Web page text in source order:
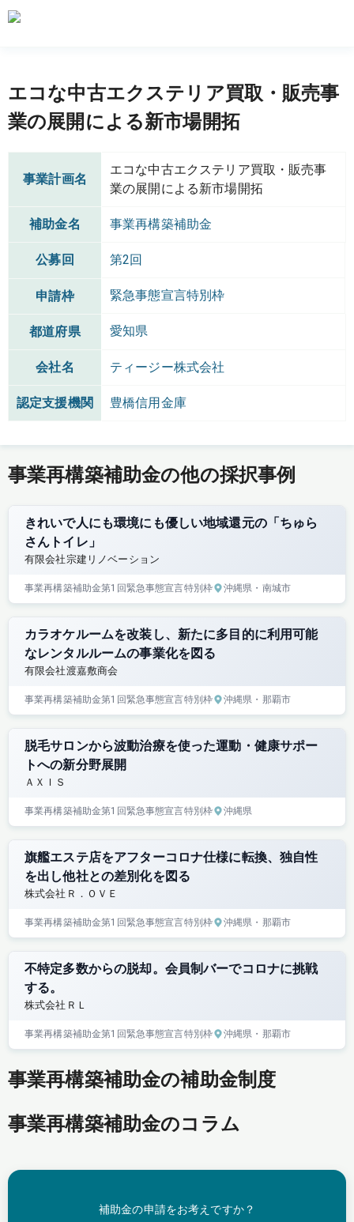
エコな中古エクステリア買取・販売事
業の展開による新市場開拓
事業計画名
エコな中古エクステリア買取・販売事
業の展開による新市場開拓
補助金名 事業再構築補助金
公募回 第2回
申請枠 緊急事態宣言特別枠
都道府県 愛知県
会社名 ティージー株式会社
認定支援機関 豊橋信用金庫
事業再構築補助金の他の採択事例
きれいで人にも環境にも優しい地域還元の「ちゅら
さんトイレ」
有限会社宗建リノベーション
事業再構築補助金第1回緊急事態宣言特別枠 沖縄県 ・南城市
カラオケルームを改装し、新たに多目的に利用可能
なレンタルルームの事業化を図る
有限会社渡嘉敷商会
事業再構築補助金第1回緊急事態宣言特別枠 沖縄県 ・那覇市
脱毛サロンから波動治療を使った運動・健康サポー
トへの新分野展開
ＡＸＩＳ
事業再構築補助金第1回緊急事態宣言特別枠 沖縄県
旗艦エステ店をアフターコロナ仕様に転換、独自性
を出し他社との差別化を図る
株式会社Ｒ．ＯＶＥ
事業再構築補助金第1回緊急事態宣言特別枠 沖縄県 ・那覇市
不特定多数からの脱却。会員制バーでコロナに挑戦
する。
株式会社ＲＬ
事業再構築補助金第1回緊急事態宣言特別枠 沖縄県 ・那覇市
事業再構築補助金の補助金制度
事業再構築補助金のコラム
補助金の申請をお考えですか？